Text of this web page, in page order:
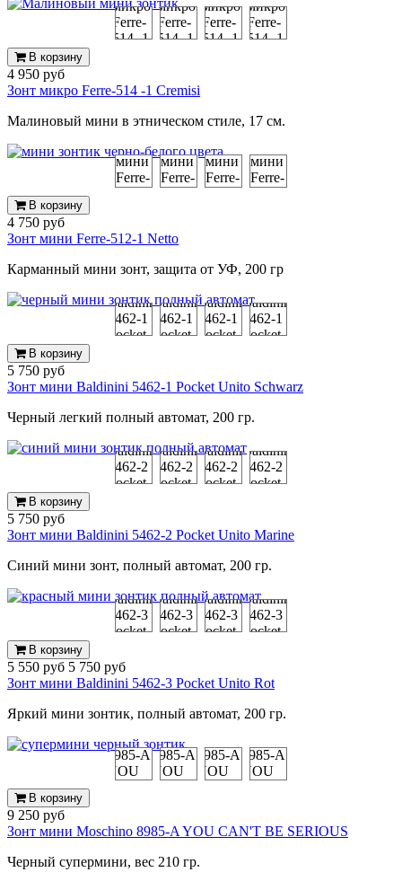
В корзину
4 950 руб
Зонт микро Ferre-514 -1 Cremisi
Малиновый мини в этническом стиле, 17 см.
В корзину
4 750 руб
Зонт мини Ferre-512-1 Netto
Карманный мини зонт, защита от УФ, 200 гр
В корзину
5 750 руб
Зонт мини Baldinini 5462-1 Pocket Unito Schwarz
Черный легкий полный автомат, 200 гр.
В корзину
5 750 руб
Зонт мини Baldinini 5462-2 Pocket Unito Marine
Синий мини зонт, полный автомат, 200 гр.
В корзину
5 550 руб 5 750 руб
Зонт мини Baldinini 5462-3 Pocket Unito Rot
Яркий мини зонтик, полный автомат, 200 гр.
В корзину
9 250 руб
Зонт мини Moschino 8985-A YOU CAN'T BE SERIOUS
Черный супермини, вес 210 гр.